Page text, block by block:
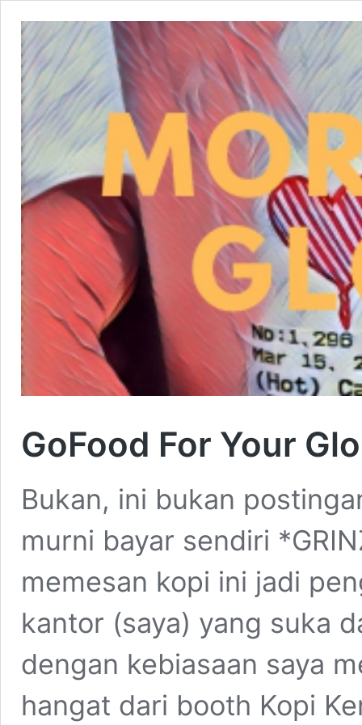
GoFood For Your
Bukan, ini bukan
murni bayar sendiri
memesan kopi ini jadi
kantor (saya) yang suka
dengan kebiasaan saya
hangat dari booth Kopi